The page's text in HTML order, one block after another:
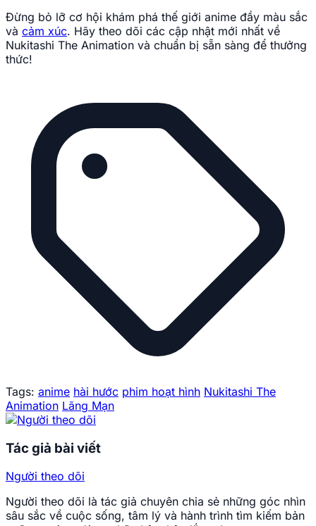
Đừng bỏ lỡ cơ hội khám phá thế giới anime đầy màu sắc
và cảm xúc. Hãy theo dõi các cập nhật mới nhất về
Nukitashi The Animation và chuẩn bị sẵn sàng để thưởng
thức!
Tags: anime hài hước phim hoạt hình Nukitashi The
Animation Lãng Mạn
Tác giả bài viết
Người theo dõi
Người theo dõi là tác giả chuyên chia sẻ những góc nhìn
sâu sắc về cuộc sống, tâm lý và hành trình tìm kiếm bản